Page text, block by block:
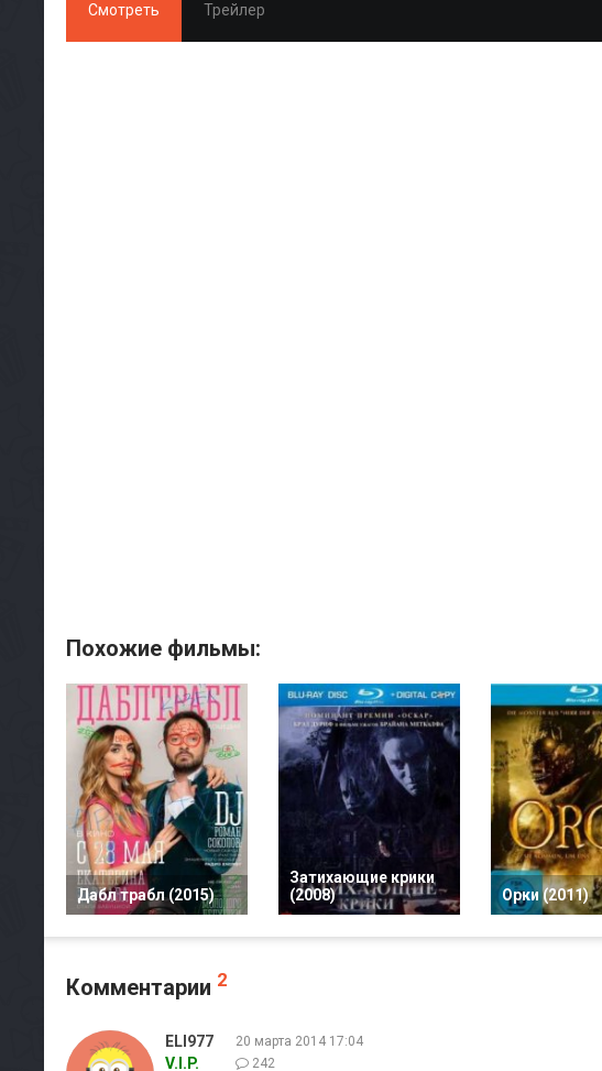
Смотреть Трейлер
Похожие фильмы:
Дабл трабл (2015)
Затихающие крики
(2008)
Орки (2011)
Комментарии 2
ELI977
V.I.P.
20 марта 2014 17:04
242